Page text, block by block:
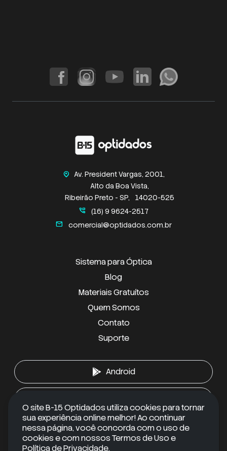
home_pin
Av. President Vargas, 2001,
Alto da Boa Vista,
Ribeirão Preto - SP,
14020-525
perm_phone_msg (16) 9 9624-2517
mail comercial@optidados.com.br
Sistema para Óptica
Blog
Materiais Gratuítos
Quem Somos
Contato
Suporte
RECEBA CONTEÚDOS EXCLUSIVOS
Android
O site B-15 Optidados utiliza cookies para tornar
sua experiência online melhor! Ao continuar
nessa página, você concorda com o uso de
cookies e com nossos Termos de Uso e
Política de Privacidade.